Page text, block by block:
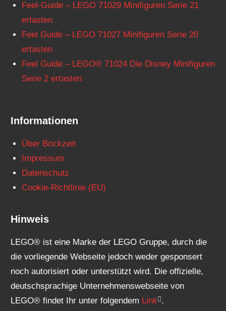
Feel-Guide – LEGO 71029 Minifiguren Serie 21
ertasten
Feel Guide – LEGO 71027 Minifiguren Serie 20
ertasten
Feel Guide – LEGO® 71024 Die Disney Minifiguren
Serie 2 ertasten
Informationen
Über Brickzeit
Impressum
Datenschutz
Cookie-Richtlinie (EU)
Hinweis
LEGO® ist eine Marke der LEGO Gruppe, durch die
die vorliegende Webseite jedoch weder gesponsert
noch autorisiert oder unterstützt wird. Die offizielle,
deutschsprachige Unternehmenswebseite von
LEGO® findet Ihr unter folgendem Link .